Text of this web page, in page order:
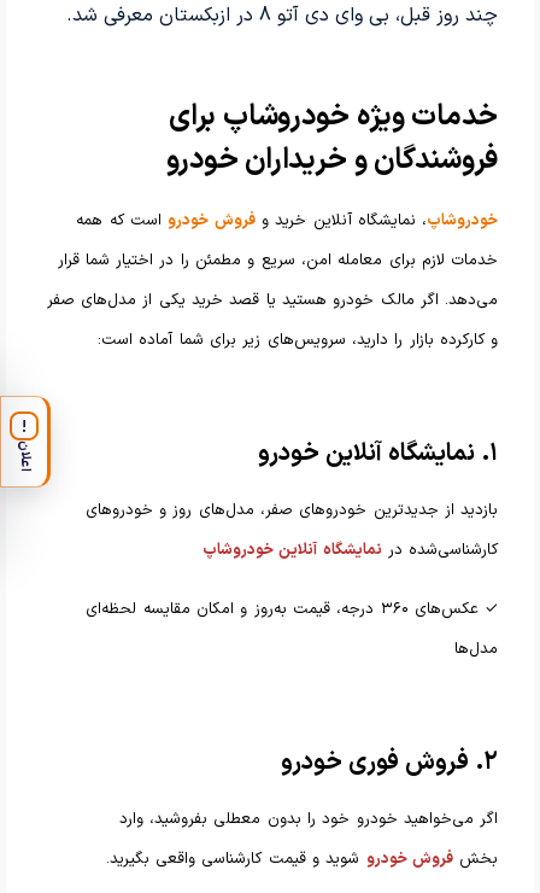
چند روز قبل، بی وای دی آتو 8 در ازبکستان معرفی شد.
خدمات ویژه خودروشاپ برای
فروشندگان و خریداران خودرو
خودروشاپ، نمایشگاه آنلاین خرید وفروش خودرواست که همه
خدمات لازم برای معامله امن، سریع و مطمئن را در اختیار شما قرار
می‌دهد. اگر مالک خودرو هستید یا قصد خرید یکی از مدل‌های صفر
و کارکرده بازار را دارید، سرویس‌های زیر برای شما آماده است:
۱. نمایشگاه آنلاین خودرو
بازدید از جدیدترین خودروهای صفر، مدل‌های روز و خودروهای
کارشناسی‌شده در نمایشگاه آنلاین خودروشاپ
✓ عکس‌های ۳۶۰ درجه، قیمت به‌روز و امکان مقایسه لحظه‌ای
مدل‌ها
۲. فروش فوری خودرو
اگر می‌خواهید خودرو خود را بدون معطلی بفروشید، وارد
بخشفروش خودرو شوید و قیمت کارشناسی واقعی بگیرید.
!
اعلان